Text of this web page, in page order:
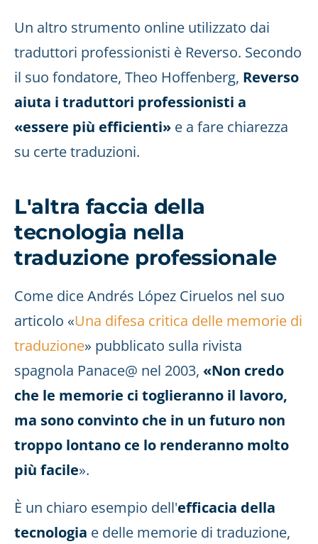
Un altro strumento online utilizzato dai
traduttori professionisti è Reverso. Secondo
il suo fondatore, Theo Hoffenberg, Reverso
aiuta i traduttori professionisti a
«essere più efficienti» e a fare chiarezza
su certe traduzioni.
L'altra faccia della
tecnologia nella
traduzione professionale
Come dice Andrés López Ciruelos nel suo
articolo «Una difesa critica delle memorie di
traduzione» pubblicato sulla rivista
spagnola Panace@ nel 2003, «Non credo
che le memorie ci toglieranno il lavoro,
ma sono convinto che in un futuro non
troppo lontano ce lo renderanno molto
più facile».
È un chiaro esempio dell'efficacia della
tecnologia e delle memorie di traduzione,